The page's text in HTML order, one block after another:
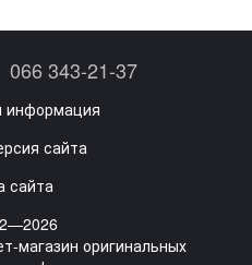
066 343-21-37
информация
сайта
сайта
магазин оригинальных